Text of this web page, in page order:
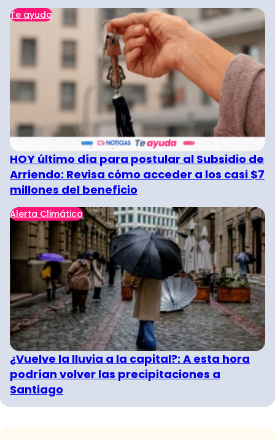
Te ayuda
HOY último día para postular al Subsidio de
Arriendo: Revisa cómo acceder a los casi $7
millones del beneficio
Alerta Climática
¿Vuelve la lluvia a la capital?: A esta hora
podrían volver las precipitaciones a
Santiago